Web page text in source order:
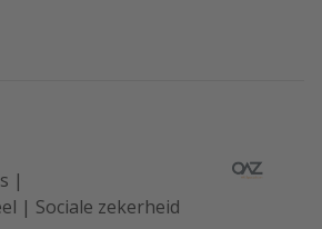
|
| Sociale zekerheid